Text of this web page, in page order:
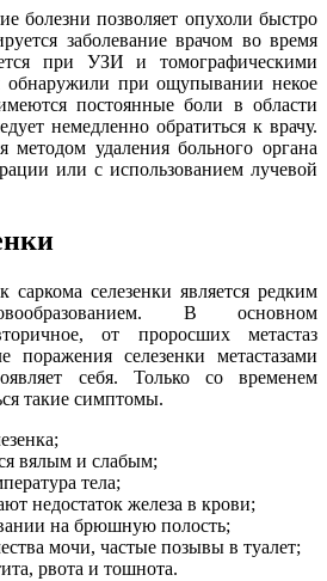
болезни позволяет опухоли быстро
заболевание врачом во время
при УЗИ и томографическими
обнаружили при ощупывании некое
постоянные боли в области
немедленно обратиться к врачу.
методом удаления больного органа
или с использованием лучевой
саркома селезенки является редким
В основном
от проросших метастаз
поражения селезенки метастазами
себя. Только со временем
такие симптомы.
вялым и слабым;
тела;
недостаток железа в крови;
на брюшную полость;
мочи, частые позывы в туалет;
рвота и тошнота.